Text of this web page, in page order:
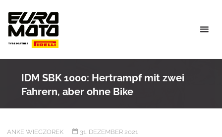
content
IDM SBK 1000: Hertrampf mit zwei
Fahrern, aber ohne Bike
ANKE WIECZOREK 31. DEZEMBER 2021